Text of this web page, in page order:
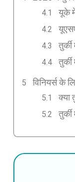
यूके
विनियर्स के
क्या